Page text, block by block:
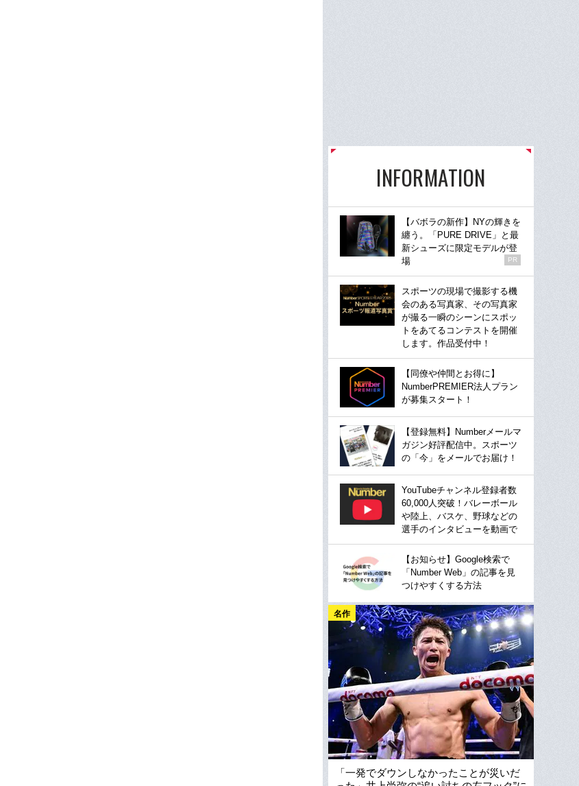
INFORMATION
【バボラの新作】NYの輝きを
纏う。「PURE DRIVE」と最
新シューズに限定モデルが登
場
PR
スポーツの現場で撮影する機
会のある写真家、その写真家
が撮る一瞬のシーンにスポッ
トをあてるコンテストを開催
します。作品受付中！
【同僚や仲間とお得に】
NumberPREMIER法人プラン
が募集スタート！
【登録無料】Numberメールマ
ガジン好評配信中。スポーツ
の「今」をメールでお届け！
YouTubeチャンネル登録者数
60,000人突破！バレーボール
や陸上、バスケ、野球などの
選手のインタビューを動画で
【お知らせ】Google検索で
「Number Web」の記事を見
つけやすくする方法
名作
「一発でダウンしなかったことが災いだ